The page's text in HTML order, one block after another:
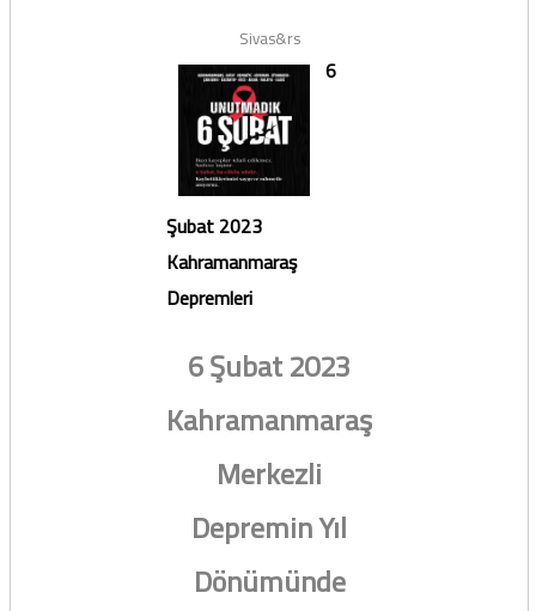
Sivas&rs
6
Şubat 2023
Kahramanmaraş
Depremleri
6 Şubat 2023
Kahramanmaraş
Merkezli
Depremin Yıl
Dönümünde